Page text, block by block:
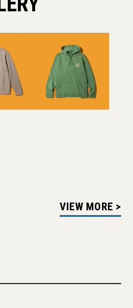
VIEW MORE >